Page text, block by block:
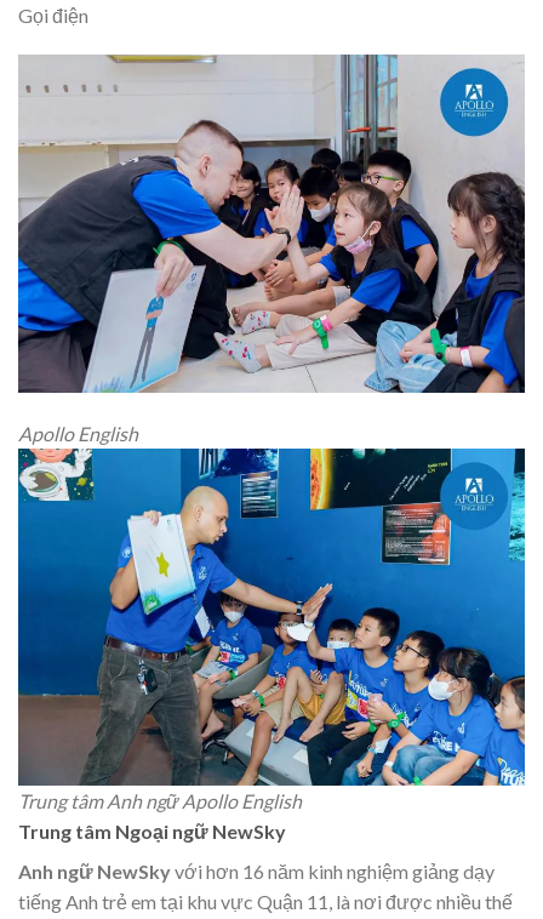
Gọi điện
Apollo English
Trung tâm Anh ngữ Apollo English
Trung tâm Ngoại ngữ NewSky
Anh ngữ NewSkyvới hơn 16 năm kinh nghiệm giảng dạy
tiếng Anh trẻ em tại khu vực Quận 11, là nơi được nhiều thế